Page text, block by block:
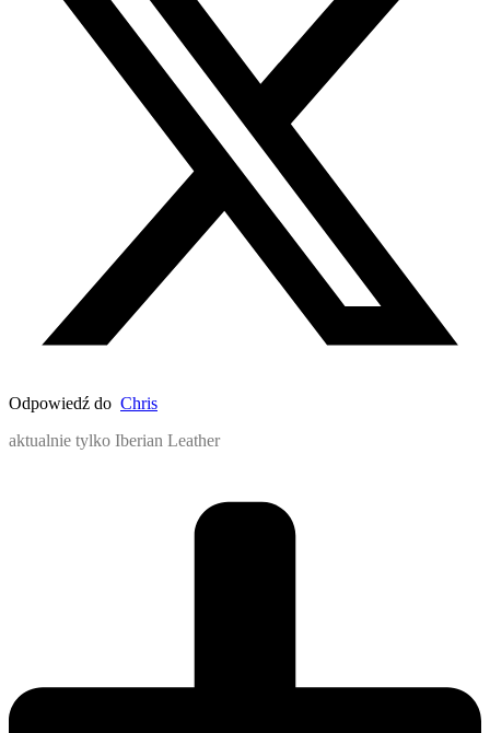
Odpowiedź do Chris
aktualnie tylko Iberian Leather